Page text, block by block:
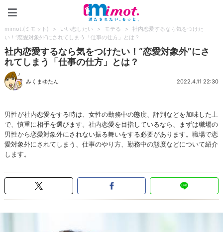
mimot.(ミモット) > いい恋したい > モテる >
社内恋愛するなら気をつけた
い！“恋愛対象外”にされてしまう「仕事の仕方」とは？
社内恋愛するなら気をつけたい！“恋愛対象外”にさ
れてしまう「仕事の仕方」とは？
みくまゆたん 2022.4.11 22:30
男性が社内恋愛をする時は、女性の勤務中の態度、評判などを加味した上
で、慎重に相手を選びます。社内恋愛を目指しているなら、まずは職場の
男性から恋愛対象外にされない振る舞いをする必要があります。職場で恋
愛対象外にされてしまう、仕事のやり方、勤務中の態度などについて紹介
します。